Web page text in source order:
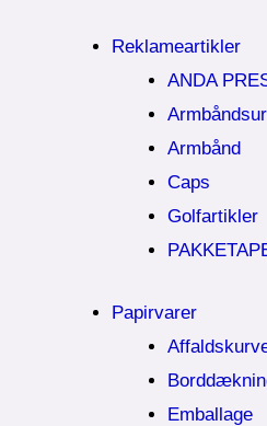
Reklameartikler
ANDA
Armbånd
Caps
Golfartikler
Papirvarer
Emballage